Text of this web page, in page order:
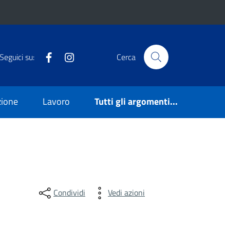
Seguici su: Facebook Cerca
Lavoro Tutti gli argomenti...
Condividi Vedi azioni